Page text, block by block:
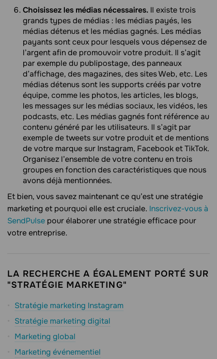
Choisissez les médias nécessaires. Il existe trois
grands types de médias : les médias payés, les
médias détenus et les médias gagnés. Les médias
payants sont ceux pour lesquels vous dépensez de
l’argent afin de promouvoir votre produit. Il s’agit
par exemple du publipostage, des panneaux
d’affichage, des magazines, des sites Web, etc. Les
médias détenus sont les supports créés par votre
équipe, comme les photos, les articles, les blogs,
les messages sur les médias sociaux, les vidéos, les
podcasts, etc. Les médias gagnés font référence au
contenu généré par les utilisateurs. Il s’agit par
exemple de tweets sur votre produit et de mentions
de votre marque sur Instagram, Facebook et TikTok.
Organisez l’ensemble de votre contenu en trois
groupes en fonction des caractéristiques que nous
avons déjà mentionnées.
Et bien, vous savez maintenant ce qu’est une stratégie
marketing et pourquoi elle est cruciale. Inscrivez-vous à
SendPulse pour élaborer une stratégie efficace pour
votre entreprise.
LA RECHERCHE A ÉGALEMENT PORTÉ SUR
"STRATÉGIE MARKETING"
Stratégie marketing Instagram
Stratégie marketing digital
Marketing global
Marketing événementiel